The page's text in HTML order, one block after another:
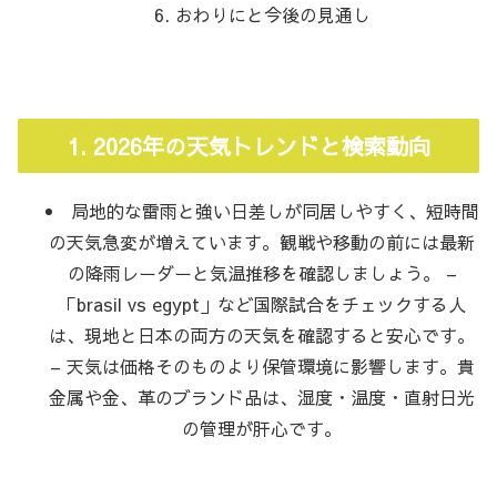
おわりにと今後の見通し
1. 2026年の天気トレンドと検索動向
局地的な雷雨と強い日差しが同居しやすく、短時間
の天気急変が増えています。観戦や移動の前には最新
の降雨レーダーと気温推移を確認しましょう。 –
「brasil vs egypt」など国際試合をチェックする人
は、現地と日本の両方の天気を確認すると安心です。
– 天気は価格そのものより保管環境に影響します。貴
金属や金、革のブランド品は、湿度・温度・直射日光
の管理が肝心です。